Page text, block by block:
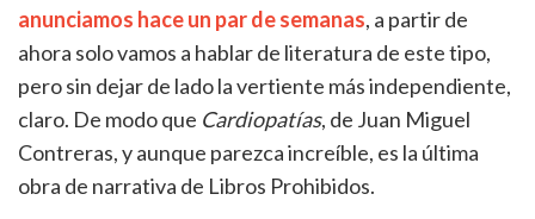
anunciamos hace un par de semanas, a partir de
ahora solo vamos a hablar de literatura de este tipo,
pero sin dejar de lado la vertiente más independiente,
claro. De modo que Cardiopatías, de Juan Miguel
Contreras, y aunque parezca increíble, es la última
obra de narrativa de Libros Prohibidos.